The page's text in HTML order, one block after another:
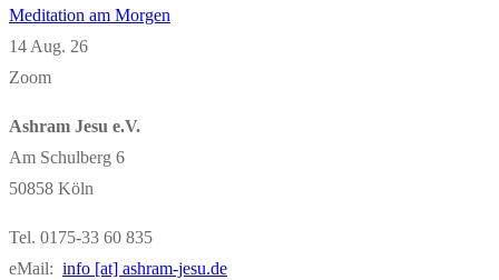
Meditation am Morgen
14 Aug. 26
Zoom
Ashram Jesu e.V.
Am Schulberg 6
50858 Köln
Tel. 0175-33 60 835
eMail: info [at] ashram-jesu.de